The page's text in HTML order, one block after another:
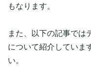
もなります。
また、以下の記事では
について紹介していま
い。